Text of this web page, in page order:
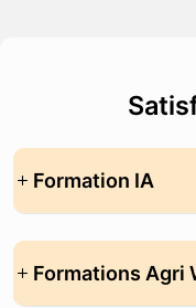
Formation IA
Formations Agri